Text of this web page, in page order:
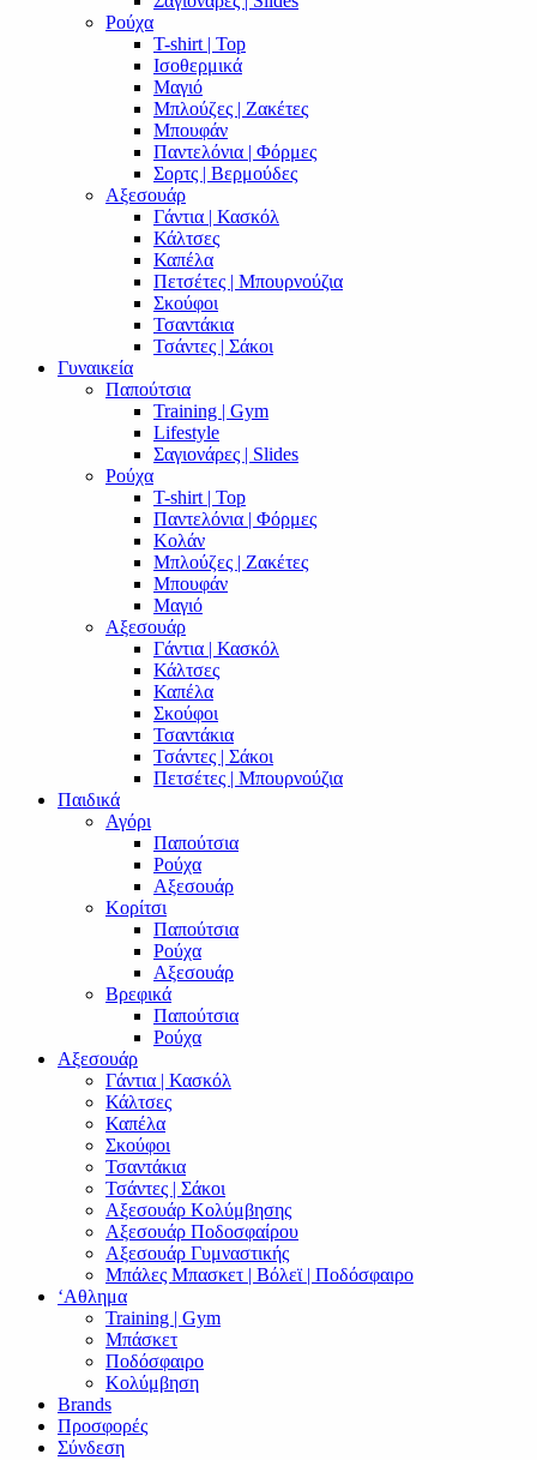
Ρούχα
T-shirt | Top
Ισοθερμικά
Μαγιό
Μπλούζες | Ζακέτες
Μπουφάν
Παντελόνια | Φόρμες
Σορτς | Βερμούδες
Αξεσουάρ
Γάντια | Κασκόλ
Κάλτσες
Καπέλα
Πετσέτες | Μπουρνούζια
Σκούφοι
Τσαντάκια
Τσάντες | Σάκοι
Γυναικεία
Παπούτσια
Training | Gym
Lifestyle
Σαγιονάρες | Slides
Ρούχα
T-shirt | Top
Παντελόνια | Φόρμες
Κολάν
Μπλούζες | Ζακέτες
Μπουφάν
Μαγιό
Αξεσουάρ
Γάντια | Κασκόλ
Κάλτσες
Καπέλα
Σκούφοι
Τσαντάκια
Τσάντες | Σάκοι
Πετσέτες | Μπουρνούζια
Παιδικά
Αγόρι
Παπούτσια
Ρούχα
Αξεσουάρ
Κορίτσι
Παπούτσια
Ρούχα
Αξεσουάρ
Βρεφικά
Παπούτσια
Ρούχα
Αξεσουάρ
Γάντια | Κασκόλ
Κάλτσες
Καπέλα
Σκούφοι
Τσαντάκια
Τσάντες | Σάκοι
Αξεσουάρ Κολύμβησης
Αξεσουάρ Ποδοσφαίρου
Αξεσουάρ Γυμναστικής
Μπάλες Μπασκετ | Βόλεϊ | Ποδόσφαιρο
‘Αθλημα
Training | Gym
Μπάσκετ
Ποδόσφαιρο
Κολύμβηση
Brands
Προσφορές
Σύνδεση